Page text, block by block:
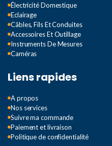
Électricité Domestique
Eclairage
Câbles, Fils Et Conduites
Accessoires Et Outillage
Instruments De Mesures
Caméras
Liens rapides
A propos
Nos services
Suivre ma commande
Paiement et livraison
Politique de confidentialité